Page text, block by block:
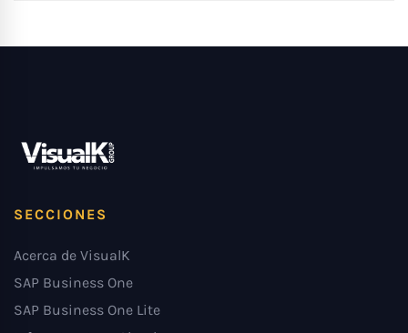
SECCIONES
Acerca de VisualK
SAP Business One
SAP Business One Lite